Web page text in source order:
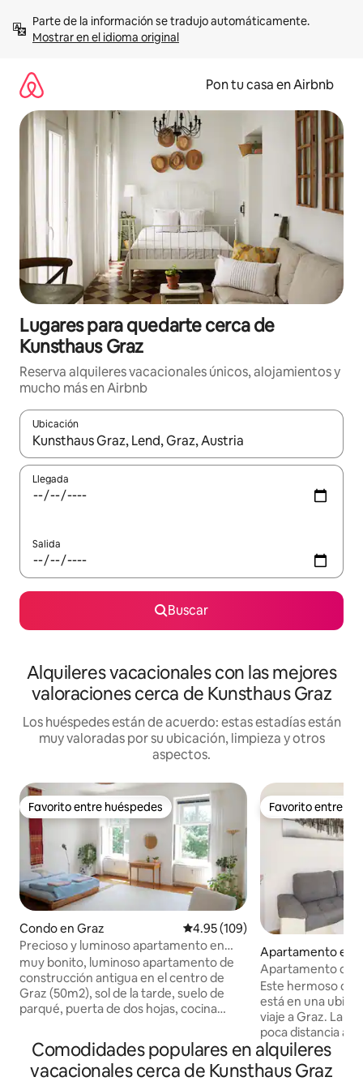
contenidoMostrar en el idioma original
Pon tu casa en Airbnb
Lugares para quedarte cerca de
Kunsthaus Graz
Reserva alquileres vacacionales únicos, alojamientos y
mucho más en Airbnb
Ubicación
Cuando los resultados estén disponibles, navega con las
Llegada
Salida
Buscar
Alquileres vacacionales con las mejores
valoraciones cerca de Kunsthaus Graz
Los huéspedes están de acuerdo: estas estadías están
muy valoradas por su ubicación, limpieza y otros
aspectos.
Favorito entre huéspedes
Favorito entre huéspedes
Condo en Graz Calificación promedio: 4.95 de
4.95 (109)
Precioso y luminoso apartamento en
edificio antiguo en el centro
muy bonito, luminoso apartamento de
construcción antigua en el centro de
Graz (50m2), sol de la tarde, suelo de
parqué, puerta de dos hojas, cocina
básicos como café, té, aceite/vinagre,
etc.), cuarto de baño con ducha, colchón
de alta calidad "Grüne Erde". Muy
Favorito entre
Favorito entre
Apartamento en
Apartamento de
en el centro de
Este hermoso
está en una
viaje a Graz. La
poca distancia a
de Graz está a 8
departamento es
amueblado de
Comodidades populares en alquileres
vacacionales cerca de Kunsthaus Graz